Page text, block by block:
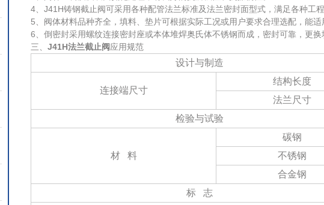
4、J41H铸钢截止阀可采用各种配管法兰标准及法兰密封面型式，满足各种工
5、阀体材料品种齐全，填料、垫片可根据实际工况或用户要求合理选配，能
6、倒密封采用螺纹连接密封座或本体堆焊奥氏体不锈钢而成，密封可靠，更
三、 J41H法兰截止阀应用规范
设计与制造
连接端尺寸
结构长度
法兰尺寸
检验与试验
材 料
碳钢
不锈钢
合金钢
标
志